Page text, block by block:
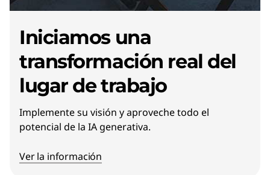
Iniciamos una
transformación real del
lugar de trabajo
Implemente su visión y aproveche todo el
potencial de la IA generativa.
Ver la información